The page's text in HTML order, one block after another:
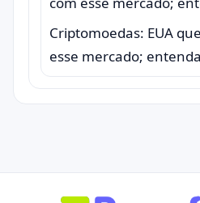
Criptomoedas: EUA
esse mercado; entenda